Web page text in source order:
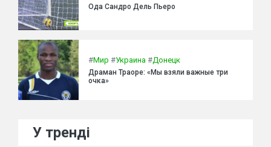
Ода Сандро Дель Пьеро
#Мир #Украина #Донецк
Драман Траоре: «Мы взяли важные три
очка»
У тренді